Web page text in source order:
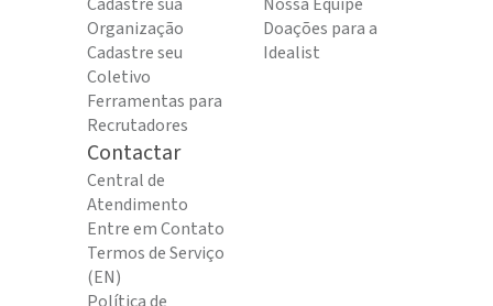
Organização
Cadastre seu
Coletivo
Ferramentas para
Recrutadores
Doações para a
Idealist
Contactar
Central de
Atendimento
Entre em Contato
Termos de Serviço
(EN)